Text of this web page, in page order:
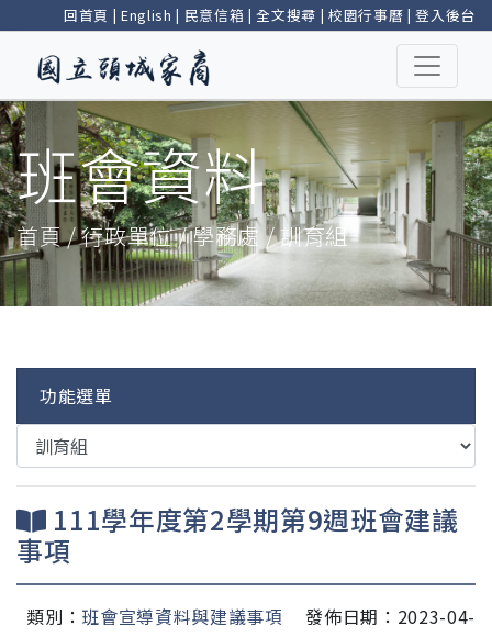
回首頁 | English | 民意信箱 |全文搜尋 | 校園行事曆 |登入後台
班會資料
首頁 / 行政單位 / 學務處 / 訓育組
功能選單
111學年度第2學期第9週班會建議
事項
類別： 班會宣導資料與建議事項
發佈日期：2023-04-